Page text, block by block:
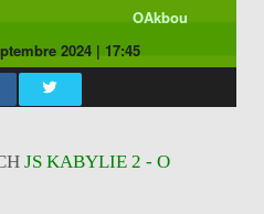
OAkbou
2024 | 17:45
JS KABYLIE 2 - O